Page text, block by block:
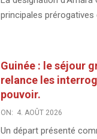
principales prérogatives
Guinée : le séjour
relance les
pouvoir.
ON: 4. AOÛT 2026
Un départ présenté